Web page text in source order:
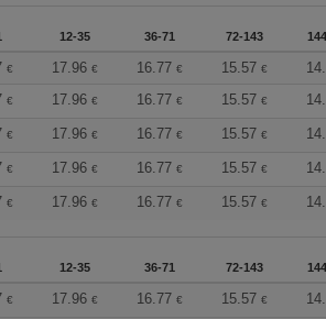
12-35 36-71 72-143
€ 17.96 € 16.77 € 15.57 €
€ 17.96 € 16.77 € 15.57 €
€ 17.96 € 16.77 € 15.57 €
€ 17.96 € 16.77 € 15.57 €
€ 17.96 € 16.77 € 15.57 €
12-35 36-71 72-143
€ 17.96 € 16.77 € 15.57 €